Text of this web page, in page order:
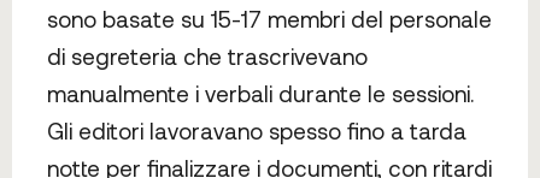
sono basate su 15-17 membri del personale
di segreteria che trascrivevano
manualmente i verbali durante le sessioni.
Gli editori lavoravano spesso fino a tarda
notte per finalizzare i documenti, con ritardi